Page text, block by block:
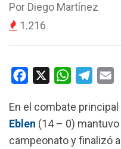
Por Diego Martínez
1.216
c
e
b
W
a
t
s
l
e
g
a
i
l
En el combate principal
Eblen (14 – 0)
campeonato y finalizó a